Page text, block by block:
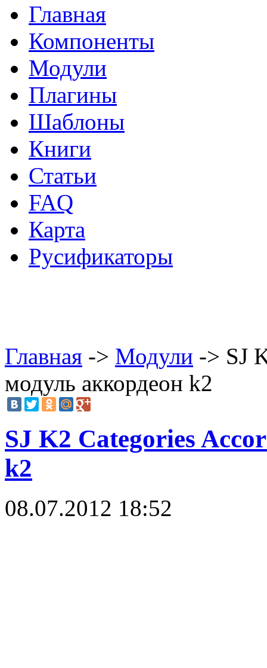
Главная
Компоненты
Модули
Плагины
Шаблоны
Книги
Статьи
FAQ
Карта
Русификаторы
Главная -> Модули -> SJ
модуль аккордеон k2
SJ K2 Categories
k2
08.07.2012 18:52